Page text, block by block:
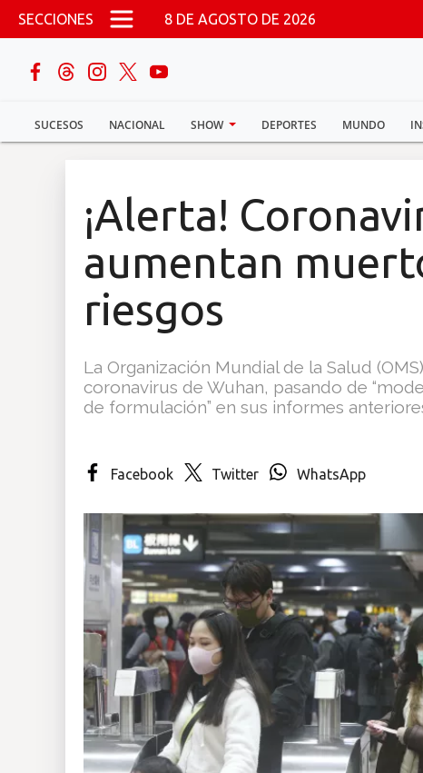
Pasar al contenido principal
SECCIONES 8 DE AGOSTO DE 2026
SUCESOS NACIONAL SHOW DEPORTES MUNDO
buscar
Sucesos
¡Alerta!
aumentan
riesgos
La Organización Mundial de la Salud
coronavirus de Wuhan, pasando de
de formulación” en sus informes
Facebook Twitter WhatsApp